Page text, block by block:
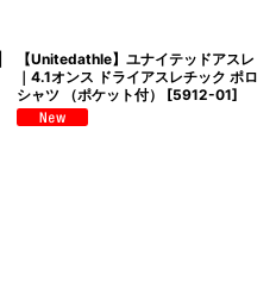
【Unitedathle】ユナイテッドアスレ
｜4.1オンス ドライアスレチック ポロ
シャツ （ポケット付）
[5912-01]